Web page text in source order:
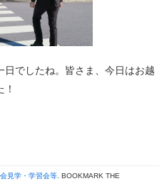
でしたね。皆さま、今日はお越
見学・学習会等 . BOOKMARK THE